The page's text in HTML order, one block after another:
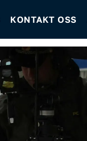
KONTAKT OSS